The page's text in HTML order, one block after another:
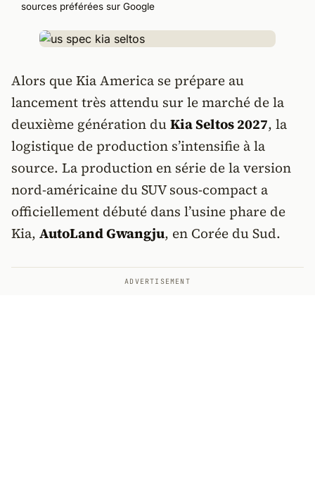
sources préférées sur Google
Alors que Kia America se prépare au
lancement très attendu sur le marché de la
deuxième génération duKia Seltos 2027, la
logistique de production s’intensifie à la
source. La production en série de la version
nord-américaine du SUV sous-compact a
officiellement débuté dans l’usine phare de
Kia, AutoLand Gwangju, en Corée du Sud.
ADVERTISEMENT